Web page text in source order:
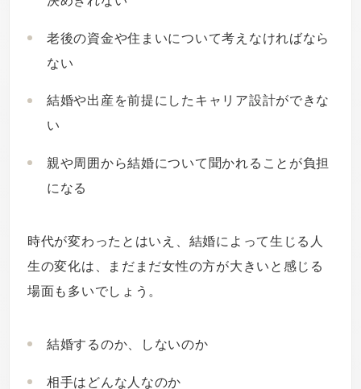
老後の資金や住まいについて考えなければなら
ない
結婚や出産を前提にしたキャリア設計ができな
い
親や周囲から結婚について聞かれることが負担
になる
時代が変わったとはいえ、結婚によって生じる人
生の変化は、まだまだ女性の方が大きいと感じる
場面も多いでしょう。
結婚するのか、しないのか
相手はどんな人なのか